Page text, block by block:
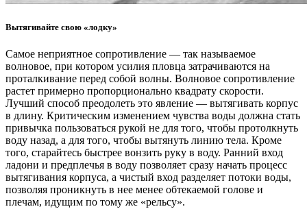
Вытягивайте свою «лодку»
Самое неприятное сопротивление — так называемое
волновое, при котором усилия пловца затрачиваются на
проталкивание перед собой волны. Волновое сопротивление
растет примерно пропорционально квадрату скорости.
Лучший способ преодолеть это явление — вытягивать корпус
в длину. Критическим изменением чувства воды должна стать
привычка пользоваться рукой не для того, чтобы протолкнуть
воду назад, а для того, чтобы вытянуть линию тела. Кроме
того, старайтесь быстрее вонзить руку в воду. Ранний вход
ладони и предплечья в воду позволяет сразу начать процесс
вытягивания корпуса, а чистый вход разделяет потоки воды,
позволяя проникнуть в нее менее обтекаемой голове и
плечам, идущим по тому же «рельсу».